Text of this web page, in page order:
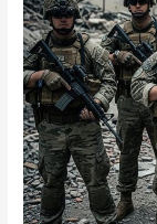
СВО